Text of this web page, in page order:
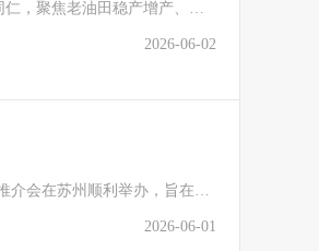
2026-06-02
2026-06-01